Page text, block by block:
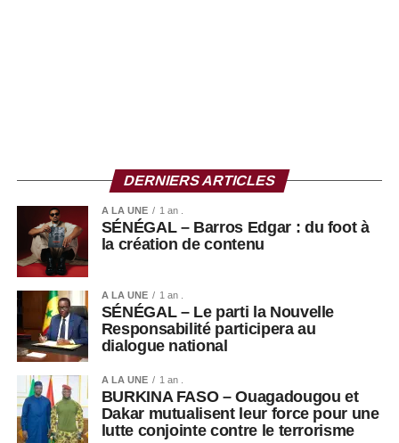
DERNIERS ARTICLES
A LA UNE 1 an .
SÉNÉGAL – Barros Edgar : du foot à
la création de contenu
A LA UNE 1 an .
SÉNÉGAL – Le parti la Nouvelle
Responsabilité participera au
dialogue national
A LA UNE 1 an .
BURKINA FASO – Ouagadougou et
Dakar mutualisent leur force pour une
lutte conjointe contre le terrorisme